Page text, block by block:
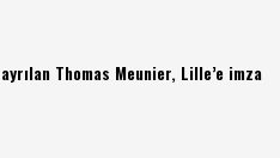
Thomas Meunier, Lille’e imza